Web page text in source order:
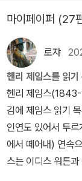
신이 이곳에서 선
완전한 침몰을 면
면 지나친 애착으로
도 든다. 게다가 마
대화 내용에서 느
남녀 사이의 대화
그녀를 떠보는 방
하기는 어렵다. 그
인걸 수도 있고 영
처음부터 존재했던
무슨 일이 일어나
를 정신없이 쫓아
결말은 두 배쯤 당
골은 두 말할 것도
메산골 같은 곳이였
한창 활발한 활동
시간에 한대정도 였
람들은 걸어서 다닐
에 소문을 낳았다..
길이 무서웠던지..
신 참 귀신 종류도
간에 숨바꼭질이라
그 자리에 귀신이라
마이페이퍼 (27
로쟈
헨리 제임스를 읽기
헨리 제임스
김에 제임스 읽기
인연도 있어서 투
에서 떼어내) 연속
스는 이디스 워튼